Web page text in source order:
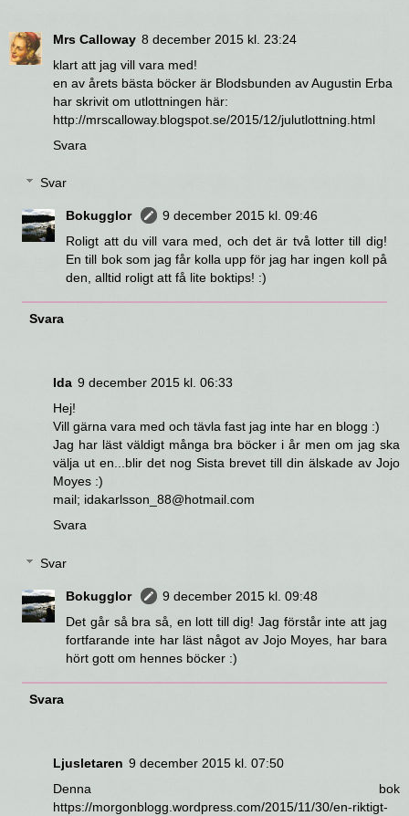
Mrs Calloway 8 december 2015 kl. 23:24
klart att jag vill vara med!
en av årets bästa böcker är Blodsbunden av Augustin Erba
har skrivit om utlottningen här:
http://mrscalloway.blogspot.se/2015/12/julutlottning.html
Svara
Svar
Bokugglor
9 december 2015 kl. 09:46
Roligt att du vill vara med, och det är två lotter till dig!
En till bok som jag får kolla upp för jag har ingen koll på
den, alltid roligt att få lite boktips! :)
Svara
Ida 9 december 2015 kl. 06:33
Hej!
Vill gärna vara med och tävla fast jag inte har en blogg :)
Jag har läst väldigt många bra böcker i år men om jag ska
välja ut en...blir det nog Sista brevet till din älskade av Jojo
Moyes :)
mail; idakarlsson_88@hotmail.com
Svara
Svar
Bokugglor
9 december 2015 kl. 09:48
Det går så bra så, en lott till dig! Jag förstår inte att jag
fortfarande inte har läst något av Jojo Moyes, har bara
hört gott om hennes böcker :)
Svara
Ljusletaren 9 december 2015 kl. 07:50
Denna bok
https://morgonblogg.wordpress.com/2015/11/30/en-riktigt-